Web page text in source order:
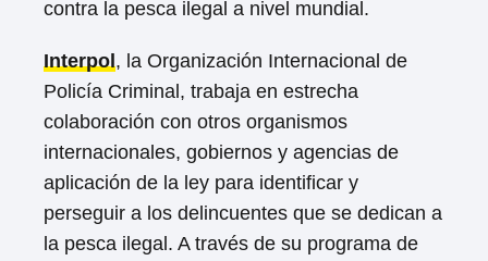
contra la pesca ilegal a nivel mundial.
Interpol, la Organización Internacional de
Policía Criminal, trabaja en estrecha
colaboración con otros organismos
internacionales, gobiernos y agencias de
aplicación de la ley para identificar y
perseguir a los delincuentes que se dedican a
la pesca ilegal. A través de su programa de